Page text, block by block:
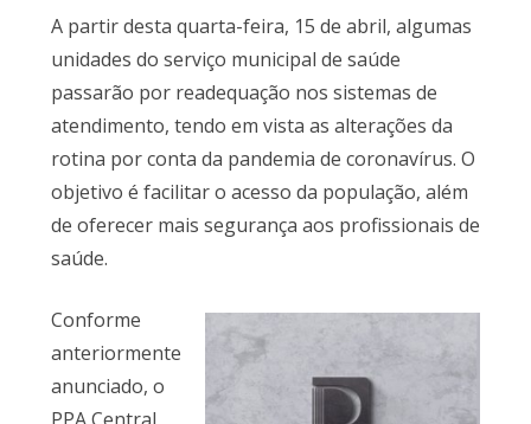
A partir desta quarta-feira, 15 de abril, algumas
unidades do serviço municipal de saúde
passarão por readequação nos sistemas de
atendimento, tendo em vista as alterações da
rotina por conta da pandemia de coronavírus. O
objetivo é facilitar o acesso da população, além
de oferecer mais segurança aos profissionais de
saúde.
Conforme
anteriormente
anunciado, o